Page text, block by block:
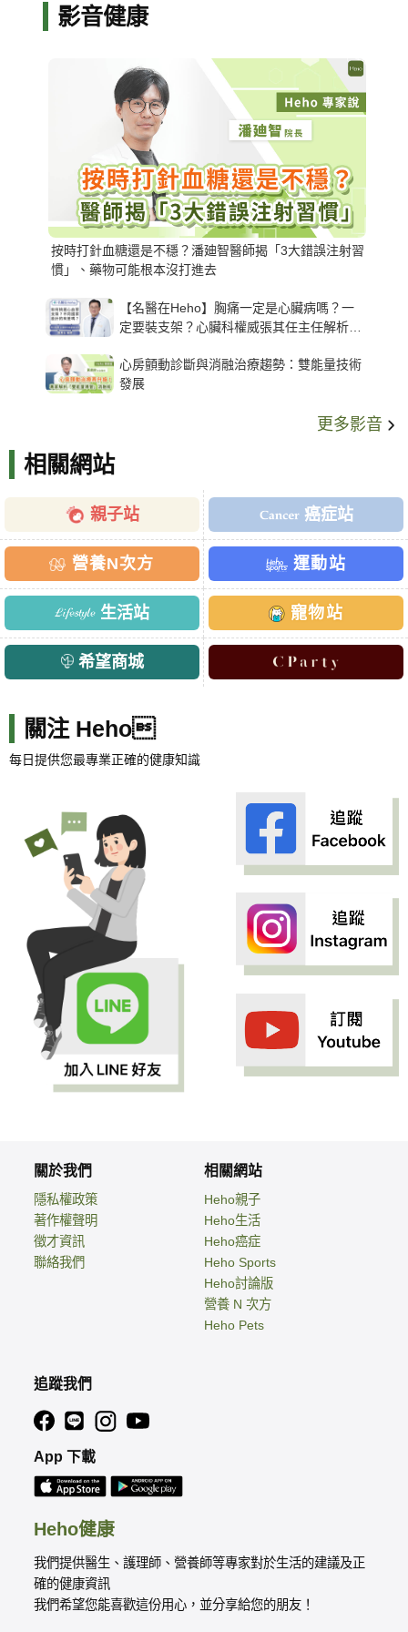
影音健康
按時打針血糖還是不穩？潘廸智醫師揭「3大錯誤注射習
慣」、藥物可能根本沒打進去
【名醫在Heho】胸痛一定是心臟病嗎？一
定要裝支架？心臟科權威張其任主任解析支
心房顫動診斷與消融治療趨勢：雙能量技術
發展
更多影音
相關網站
親子站 癌症站
營養N次方 運動站
生活站 寵物站
希望商城
關注 Heho
每日提供您最專業正確的健康知識
Heho健康
我們提供醫生、護理師、營養師等專家對於生活的建議及正
確的健康資訊
我們希望您能喜歡這份用心，並分享給您的朋友！
關於我們
隱私權政策
著作權聲明
徵才資訊
聯絡我們
相關網站
Heho親子
Heho生活
Heho癌症
Heho Sports
Heho討論版
營養 N 次方
Heho Pets
追蹤我們
App 下載